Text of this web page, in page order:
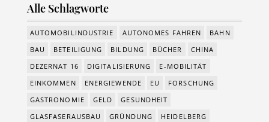
Alle Schlagworte
AUTOMOBILINDUSTRIE AUTONOMES FAHREN
BAHN
BAU
BETEILIGUNG BILDUNG BÜCHER
CHINA
DEZERNAT 16
DIGITALISIERUNG
E-MOBILITÄT
EINKOMMEN
ENERGIEWENDE EU
FORSCHUNG
GASTRONOMIE
GELD
GESUNDHEIT
GLASFASERAUSBAU
GRÜNDUNG
HEIDELBERG